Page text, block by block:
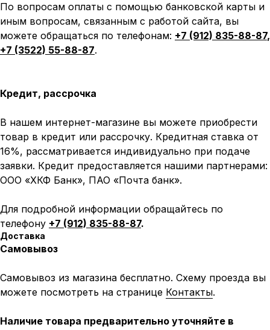
По вопросам оплаты с помощью банковской карты и
иным вопросам, связанным с работой сайта, вы
можете обращаться по телефонам: +7 (912) 835-88-87,
+7 (3522) 55-88-87.
Кредит, рассрочка
В нашем интернет-магазине вы можете приобрести
товар в кредит или рассрочку. Кредитная ставка от
16%, рассматривается индивидуально при подаче
заявки. Кредит предоставляется нашими партнерами:
ООО «ХКФ Банк», ПАО «Почта банк».
Для подробной информации обращайтесь по
телефону +7 (912) 835-88-87.
Доставка
Самовывоз
Самовывоз из магазина бесплатно. Схему проезда вы
можете посмотреть на странице Контакты.
Наличие товара предварительно уточняйте в
ИП Каканова Анна Константиновна
2026, МотоТехника45 Создание сайта
Вся представленная информация носит
информационный характер и ни при каких условиях не
является публичной офертой, определяемой
положениями Статьи 437 (2) ГК РФ.
Написать в MAX Написать в Telegram